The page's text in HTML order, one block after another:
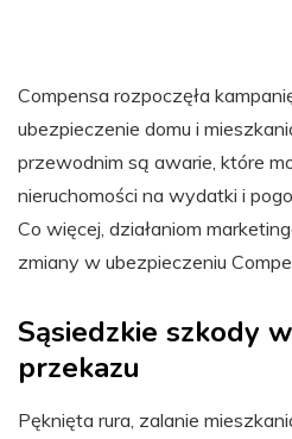
Compensa rozpoczęła
ubezpieczenie domu i
przewodnim są awarie, które
nieruchomości na wydatki i
Co więcej, działaniom
zmiany w ubezpieczeniu
Sąsiedzkie szkody
przekazu
Pęknięta rura, zalanie